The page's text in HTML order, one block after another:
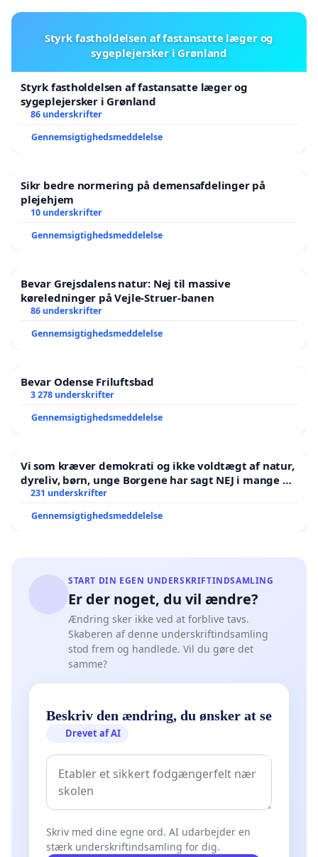
sundhed og trivsel.
af underskrifter blandt beboerne med henblik på at
få indført klarere regler for rygning i ejendommen,
så alle sikres et sundt og acceptabelt indeklima.
med venlig hilsen
Christina Biilmann
Styrk fastholdelsen af fastansatte læger og
sygeplejersker i Grønland
Styrk fastholdelsen af fastansatte læger og
sygeplejersker i Grønland
86 underskrifter
Gennemsigtighedsmeddelelse
Sikr bedre normering på demensafdelinger på
plejehjem
10 underskrifter
Gennemsigtighedsmeddelelse
Bevar Grejsdalens natur: Nej til massive
køreledninger på Vejle-Struer-banen
86 underskrifter
Gennemsigtighedsmeddelelse
Bevar Odense Friluftsbad
3 278 underskrifter
Gennemsigtighedsmeddelelse
Vi som kræver demokrati og ikke voldtægt af natur,
dyreliv, børn, unge Borgene har sagt NEJ i mange år.
Der er
231 underskrifter
Gennemsigtighedsmeddelelse
START DIN EGEN UNDERSKRIFTINDSAMLING
Er der noget, du vil ændre?
Ændring sker ikke ved at forblive tavs.
Skaberen af denne underskriftindsamling
stod frem og handlede. Vil du gøre det
samme?
Beskriv den ændring, du ønsker at se
Drevet af AI
Skriv med dine egne ord. AI udarbejder en
stærk underskriftindsamling for dig.